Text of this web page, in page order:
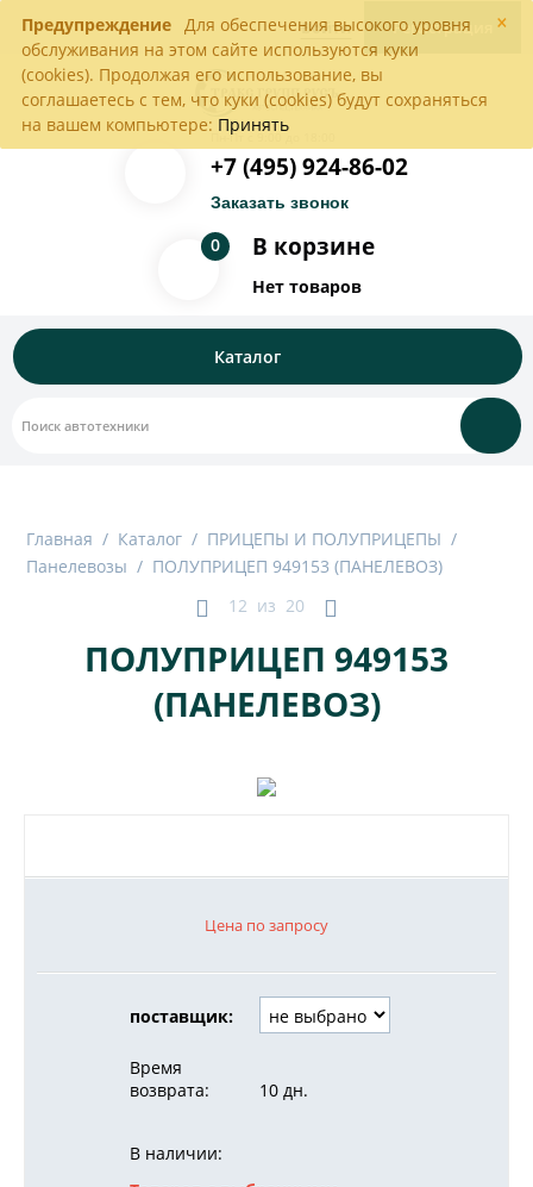
×
Предупреждение Для обеспечения высокого уровня
обслуживания на этом сайте используются куки
(cookies). Продолжая его использование, вы
соглашаетесь с тем, что куки (cookies) будут сохраняться
на вашем компьютере: Принять
Войти Регистрация
Пн-Пт с 9:00 до 18:00
+7 (495) 924-86-02
Заказать звонок
В корзине
0
Нет товаров
Каталог
Главная / Каталог / ПРИЦЕПЫ И ПОЛУПРИЦЕПЫ /
Панелевозы / ПОЛУПРИЦЕП 949153 (ПАНЕЛЕВОЗ)
12 из 20
ПОЛУПРИЦЕП 949153
(ПАНЕЛЕВОЗ)
Цена по запросу
поставщик:
Время
возврата:
10 дн.
В наличии: